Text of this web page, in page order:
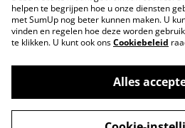
Privacybeleid
©2026Markthuis Friesland
helpen te begrijpen hoe u onze diensten
met SumUp nog beter kunnen maken. U
vinden en regelen hoe deze worden
te klikken. U kunt ook onsCookiebeleid
Alles